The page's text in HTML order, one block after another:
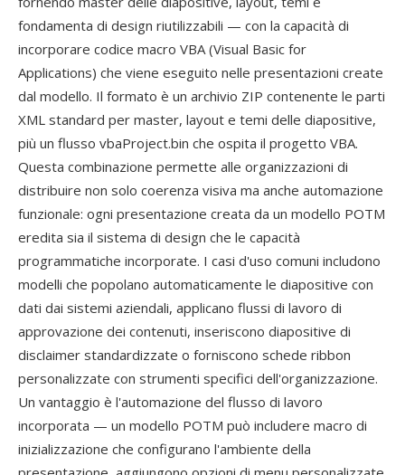
fondamenta di design riutilizzabili — con la capacità di
incorporare codice macro VBA (Visual Basic for
Applications) che viene eseguito nelle presentazioni create
dal modello. Il formato è un archivio ZIP contenente le parti
XML standard per master, layout e temi delle diapositive,
più un flusso vbaProject.bin che ospita il progetto VBA.
Questa combinazione permette alle organizzazioni di
distribuire non solo coerenza visiva ma anche automazione
funzionale: ogni presentazione creata da un modello POTM
eredita sia il sistema di design che le capacità
programmatiche incorporate. I casi d'uso comuni includono
modelli che popolano automaticamente le diapositive con
dati dai sistemi aziendali, applicano flussi di lavoro di
approvazione dei contenuti, inseriscono diapositive di
disclaimer standardizzate o forniscono schede ribbon
personalizzate con strumenti specifici dell'organizzazione.
Un vantaggio è l'automazione del flusso di lavoro
incorporata — un modello POTM può includere macro di
inizializzazione che configurano l'ambiente della